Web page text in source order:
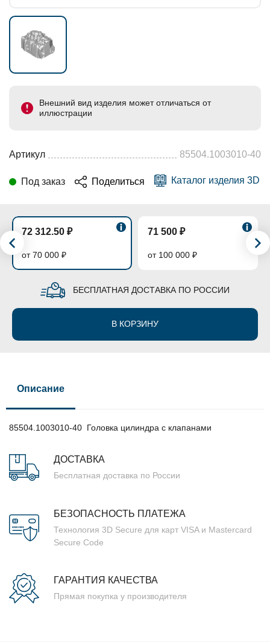
Внешний вид изделия может отличаться от
иллюстрации
Артикул 85504.1003010-40
Под заказ Поделиться Каталог изделия 3D
72 312.50 ₽
от 70 000 ₽
71 500 ₽
от 100 000 ₽
БЕСПЛАТНАЯ ДОСТАВКА ПО РОССИИ
В КОРЗИНУ
Описание
85504.1003010-40 Головка цилиндра с клапанами
ДОСТАВКА
Бесплатная доставка по России
БЕЗОПАСНОСТЬ ПЛАТЕЖА
Технология 3D Secure для карт VISA и Mastercard
Secure Code
ГАРАНТИЯ КАЧЕСТВА
Прямая покупка у производителя